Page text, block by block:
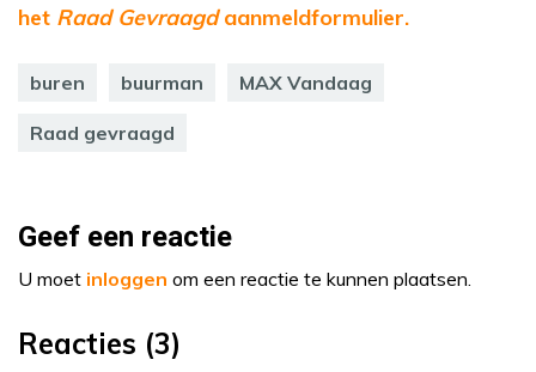
het Raad Gevraagdaanmeldformulier.
buren buurman MAX Vandaag
Raad gevraagd
Geef een reactie
U moet inloggen om een reactie te kunnen plaatsen.
Reacties (3)